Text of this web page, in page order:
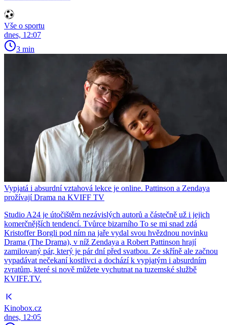
Vše o sportu
dnes, 12:07
3 min
Vypjatá i absurdní vztahová lekce je online. Pattinson a Zendaya
prožívají Drama na KVIFF TV
Studio A24 je útočištěm nezávislých autorů a částečně už i jejich
komerčnějších tendencí. Tvůrce bizarního To se mi snad zdá
Kristoffer Borgli pod ním na jaře vydal svou hvězdnou novinku
Drama (The Drama), v níž Zendaya a Robert Pattinson hrají
zamilovaný pár, který je pár dní před svatbou. Ze skříně ale začnou
vypadávat nečekaní kostlivci a dochází k vypjatým i absurdním
zvratům, které si nově můžete vychutnat na tuzemské službě
KVIFF.TV.
Kinobox.cz
dnes, 12:05